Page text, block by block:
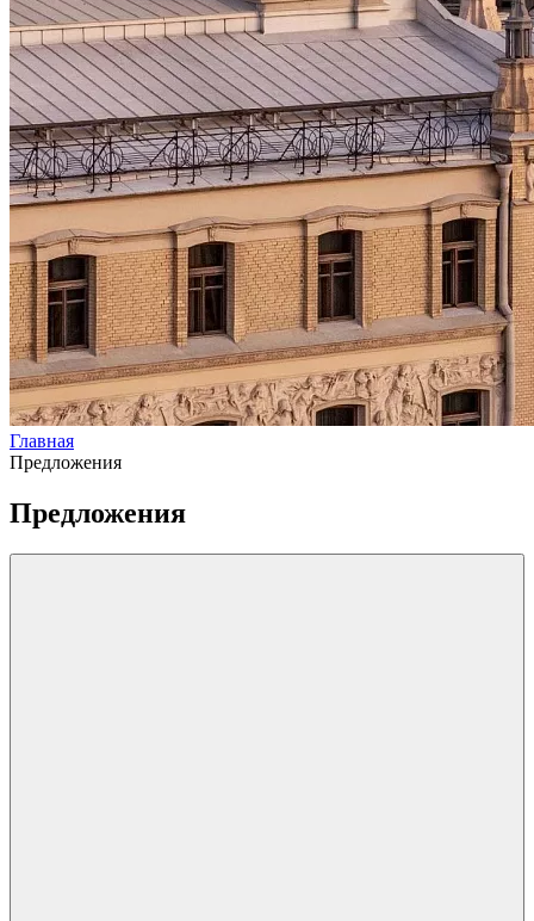
Главная
Предложения
Предложения